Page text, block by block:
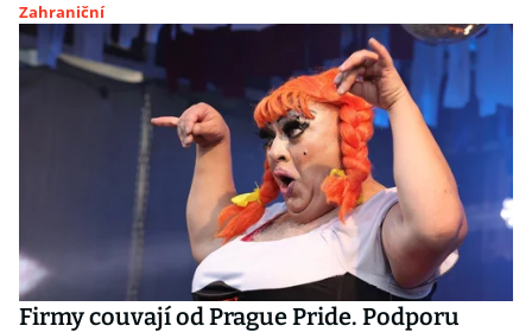
Zahraniční
Firmy couvají od Prague Pride. Podporu